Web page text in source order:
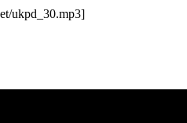
ukpd_30.mp3]